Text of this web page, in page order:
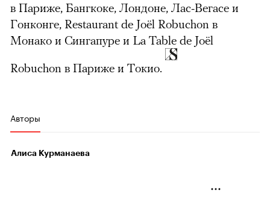
в Париже, Бангкоке, Лондоне, Лас-Вегасе и
Гонконге, Restaurant de Joël Robuchon в
Монако и Сингапуре и La Table de Joël
Robuchon в Париже и Токио.
Авторы
Алиса Курманаева